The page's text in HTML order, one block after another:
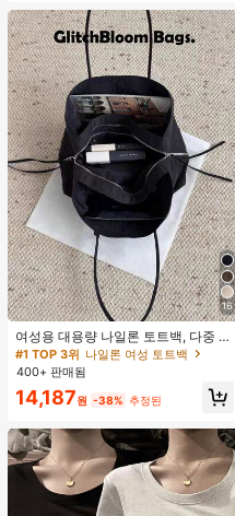
하며 우아하고 미니멀한 단색 헤어 액
세서리
16
여성용 대용량 나일론 토트백, 다중 지
퍼 포켓, 방수 숄더 핸드백, 사무실 노
트북, 일상 출퇴근, 쇼핑에 적합
#1 TOP 3위 나일론 여성 토트백
400+ 판매됨
14,187원 -38% 추정된